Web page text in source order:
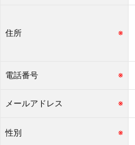
住所
※
電話番号 ※
メールアドレス ※
性別 ※